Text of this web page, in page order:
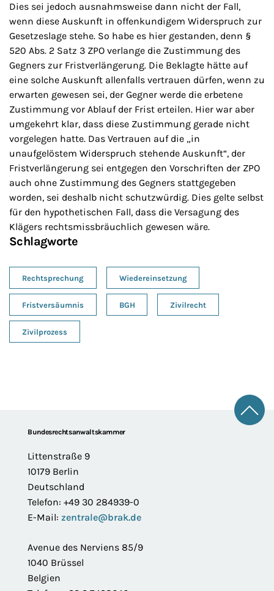
Dies sei jedoch ausnahmsweise dann nicht der Fall,
wenn diese Auskunft in offenkundigem Widerspruch zur
Gesetzeslage stehe. So habe es hier gestanden, denn §
520 Abs. 2 Satz 3 ZPO verlange die Zustimmung des
Gegners zur Fristverlängerung. Die Beklagte hätte auf
eine solche Auskunft allenfalls vertrauen dürfen, wenn zu
erwarten gewesen sei, der Gegner werde die erbetene
Zustimmung vor Ablauf der Frist erteilen. Hier war aber
umgekehrt klar, dass diese Zustimmung gerade nicht
vorgelegen hatte. Das Vertrauen auf die „in
unaufgelöstem Widerspruch stehende Auskunft“, der
Fristverlängerung sei entgegen den Vorschriften der ZPO
auch ohne Zustimmung des Gegners stattgegeben
worden, sei deshalb nicht schutzwürdig. Dies gelte selbst
für den hypothetischen Fall, dass die Versagung des
Klägers rechtsmissbräuchlich gewesen wäre.
Schlagworte
Rechtsprechung Wiedereinsetzung
Fristversäumnis BGH Zivilrecht
Zivilprozess
FooterBundesrechtsanwaltskammer
Littenstraße 9
10179 Berlin
Deutschland
Telefon: +49 30 284939-0
E-Mail: zentrale@brak.de
Avenue des Nerviens 85/9
1040 Brüssel
Belgien